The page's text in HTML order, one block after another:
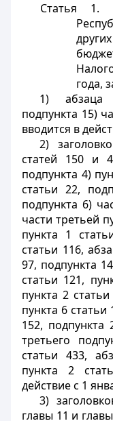
Статья 1.
года,
1) абзаца
подпункта 15)
вводится в
2)
статей 150 и
подпункта 4)
статьи 22,
подпункта 6)
части третьей
пункта 1
статьи 116,
97, подпункта
статьи 121,
пункта 2
пункта 6 статьи
152, подпункта
третьего
статьи 433,
пункта 2
действие с 1
3)
главы 11 и